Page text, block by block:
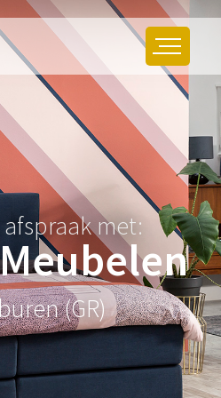
met:
(GR)